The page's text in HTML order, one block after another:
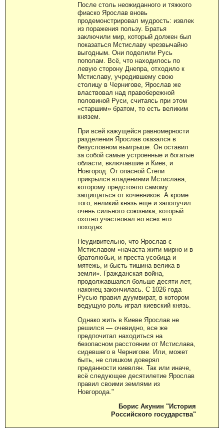
После столь неожиданного и тяжкого
фиаско Ярослав вновь
продемонстрировал мудрость: извлек
из поражения пользу. Братья
заключили мир, который должен был
показаться Мстиславу чрезвычайно
выгодным. Они поделили Русь
пополам. Всё, что находилось по
левую сторону Днепра, отходило к
Мстиславу, учредившему свою
столицу в Чернигове, Ярослав же
властвовал над правобережной
половиной Руси, считаясь при этом
«старшим» братом, то есть великим
князем.
При всей кажущейся равномерности
разделения Ярослав оказался в
безусловном выигрыше. Он оставил
за собой самые устроенные и богатые
области, включавшие и Киев, и
Новгород. От опасной Степи
прикрылся владениями Мстислава,
которому предстояло самому
защищаться от кочевников. А кроме
того, великий князь еще и заполучил
очень сильного союзника, который
охотно участвовал во всех его
походах.
Неудивительно, что Ярослав с
Мстиславом «начаста жити мирно и в
братолюбьи, и преста усобица и
мятежь, и бысть тишина велика в
земли». Гражданская война,
продолжавшаяся больше десяти лет,
наконец закончилась. С 1026 года
Русью правил дуумвират, в котором
ведущую роль играл киевский князь.
Однако жить в Киеве Ярослав не
решился — очевидно, все же
предпочитал находиться на
безопасном расстоянии от Мстислава,
сидевшего в Чернигове. Или, может
быть, не слишком доверял
преданности киевлян. Так или иначе,
всё следующее десятилетие Ярослав
правил своими землями из
Новгорода."
Борис Акунин "История
Российского государства"